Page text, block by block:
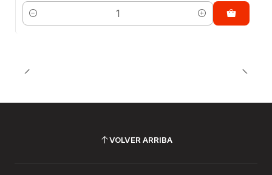
Cantidad
VOLVER ARRIBA